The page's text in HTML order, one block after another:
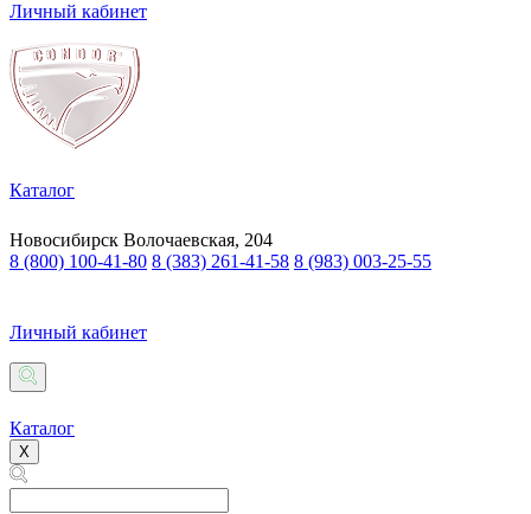
Личный кабинет
Каталог
Новосибирск Волочаевская, 204
8 (800) 100-41-80 8 (383) 261-41-58 8 (983) 003-25-55
Личный кабинет
Каталог
X